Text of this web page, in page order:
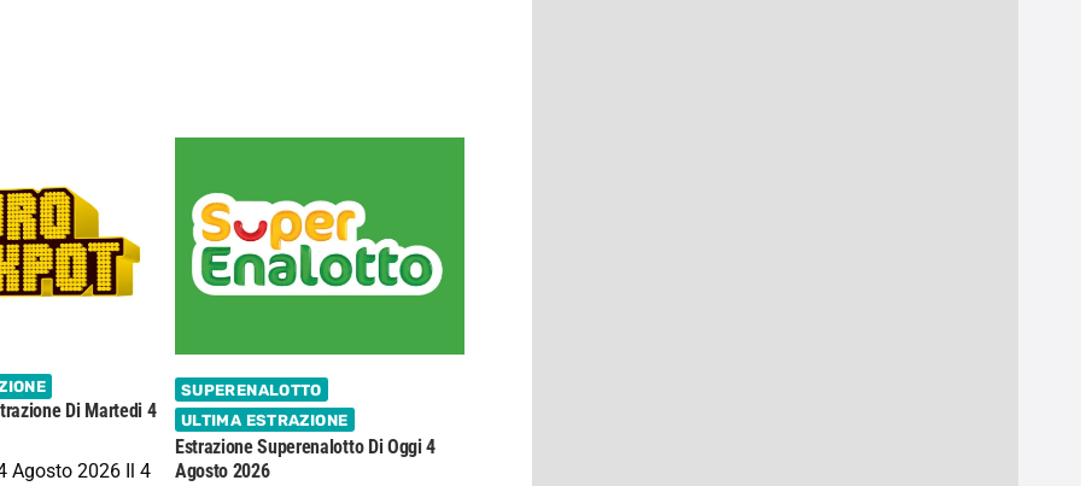
Di Martedi 4
Agosto 2026 Il 4
SUPERENALOTTO
ULTIMA ESTRAZIONE
Estrazione Superenalotto Di Oggi 4
Agosto 2026